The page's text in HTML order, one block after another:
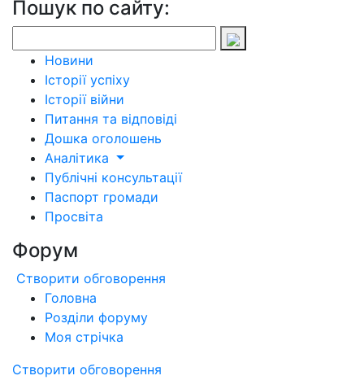
Пошук по сайту:
Новини
Історії успіху
Історії війни
Питання та відповіді
Дошка оголошень
Аналітика
Публічні консультації
Паспорт громади
Просвіта
Форум
Створити обговорення
Головна
Розділи форуму
Моя стрічка
Створити обговорення